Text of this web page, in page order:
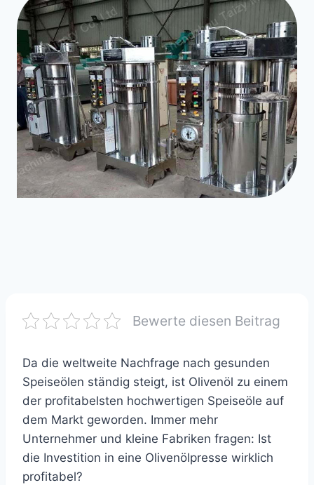
Bewerte diesen Beitrag
Da die weltweite Nachfrage nach gesunden
Speiseölen ständig steigt, ist Olivenöl zu einem
der profitabelsten hochwertigen Speiseöle auf
dem Markt geworden. Immer mehr
Unternehmer und kleine Fabriken fragen: Ist
die Investition in eine Olivenölpresse wirklich
profitabel?